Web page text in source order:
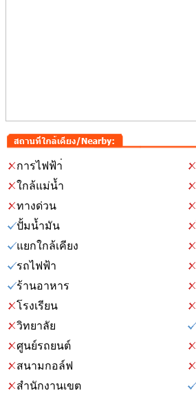
การไฟฟ้า่
ใกล้แม่น้ำ
ทางด่วน
ปั้มน้ำมัน
แยกใกล้เคียง
รถไฟฟ้า
ร้านอาหาร
โรงเรียน
วิทยาลัย
ศูนย์รถยนต์
สนามกอล์ฟ
สำนักงานเขต